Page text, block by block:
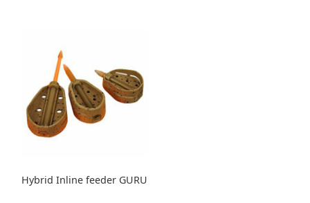
Hybrid Inline feeder GURU